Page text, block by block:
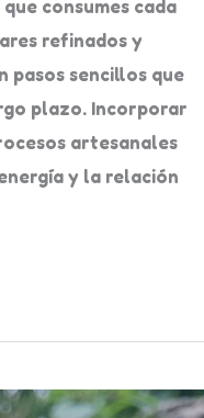
consumes cada
refinados y
sencillos que
plazo. Incorporar
artesanales
y la relación